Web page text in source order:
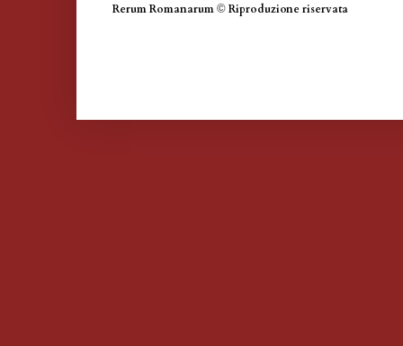
Rerum Romanarum © Riproduzione riservata